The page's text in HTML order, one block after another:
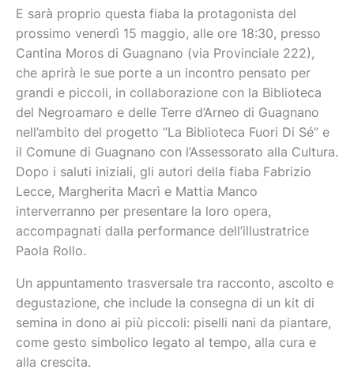
E sarà proprio questa fiaba la protagonista del
prossimo venerdì 15 maggio, alle ore 18:30, presso
Cantina Moros di Guagnano (via Provinciale 222),
che aprirà le sue porte a un incontro pensato per
grandi e piccoli, in collaborazione con la Biblioteca
del Negroamaro e delle Terre d’Arneo di Guagnano
nell’ambito del progetto “La Biblioteca Fuori Di Sé” e
il Comune di Guagnano con l’Assessorato alla Cultura.
Dopo i saluti iniziali, gli autori della fiaba Fabrizio
Lecce, Margherita Macrì e Mattia Manco
interverranno per presentare la loro opera,
accompagnati dalla performance dell’illustratrice
Paola Rollo.
Un appuntamento trasversale tra racconto, ascolto e
degustazione, che include la consegna di un kit di
semina in dono ai più piccoli: piselli nani da piantare,
come gesto simbolico legato al tempo, alla cura e
alla crescita.